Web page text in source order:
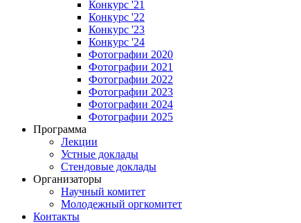
Конкурс '21
Конкурс '22
Конкурс '23
Конкурс '24
Фотографии 2020
Фотографии 2021
Фотографии 2022
Фотографии 2023
Фотографии 2024
Фотографии 2025
Программа
Лекции
Устные доклады
Стендовые доклады
Организаторы
Научный комитет
Молодежный оргкомитет
Контакты